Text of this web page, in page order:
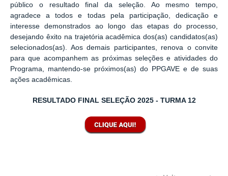
público o resultado final da seleção. Ao mesmo tempo,
agradece a todos e todas pela participação, dedicação e
interesse demonstrados ao longo das etapas do processo,
desejando êxito na trajetória acadêmica dos(as) candidatos(as)
selecionados(as). Aos demais participantes, renova o convite
para que acompanhem as próximas seleções e atividades do
Programa, mantendo-se próximos(as) do PPGAVE e de suas
ações acadêmicas.
RESULTADO FINAL SELEÇÃO 2025 - TURMA 12